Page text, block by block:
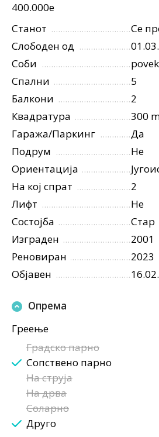
400.000e
Станот
Се
Слободен од
Соби
Спални
5
Балкони
2
Квадратура
300
Гаража/Паркинг
Да
Подрум
Не
Ориентација
На кој спрат
2
Лифт
Не
Состојба
Стар
Изграден
2001
Реновиран
2023
Објавен
Опрема
Греење
Градско парно
Сопствено парно
На струја
На дрва
Соларно
Друго